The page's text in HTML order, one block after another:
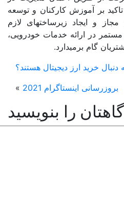
بر آموزش کارکنان و توسعه
و ایجاد زیرساختهای لازم
در ارائه خدمات خودرویی،
گام برمیدارد.
خرید ارز دیجیتال هستند؟
اینستاگرام 2021
»
را بنویسید